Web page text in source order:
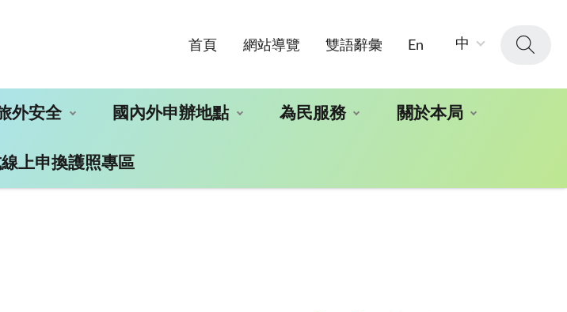
首頁 網站導覽 雙語辭彙 En 中
外安全 國內外申辦地點 為民服務 關於本局
上申換護照專區